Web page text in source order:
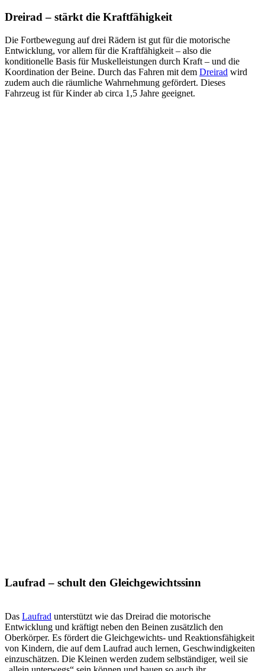
Dreirad – stärkt die Kraftfähigkeit
Die Fortbewegung auf drei Rädern ist gut für die motorische
Entwicklung, vor allem für die Kraftfähigkeit – also die
konditionelle Basis für Muskelleistungen durch Kraft – und die
Koordination der Beine. Durch das Fahren mit dem Dreirad wird
zudem auch die räumliche Wahrnehmung gefördert. Dieses
Fahrzeug ist für Kinder ab circa 1,5 Jahre geeignet.
Laufrad – schult den Gleichgewichtssinn
Das Laufrad unterstützt wie das Dreirad die motorische
Entwicklung und kräftigt neben den Beinen zusätzlich den
Oberkörper. Es fördert die Gleichgewichts- und Reaktionsfähigkeit
von Kindern, die auf dem Laufrad auch lernen, Geschwindigkeiten
einzuschätzen. Die Kleinen werden zudem selbständiger, weil sie